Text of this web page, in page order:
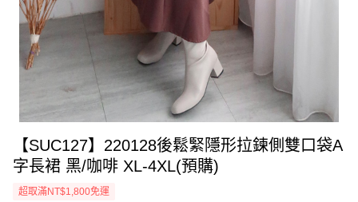
【SUC127】220128後鬆緊隱形拉鍊側雙口袋A
字長裙 黑/咖啡 XL-4XL(預購)
超取滿NT$1,800免運